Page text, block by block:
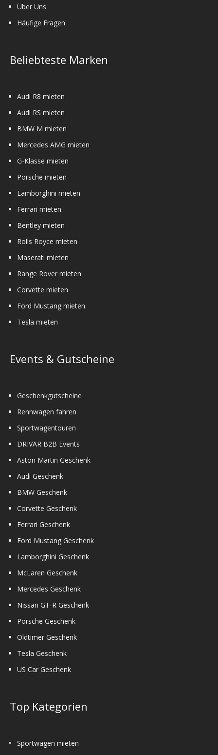
Über Uns
Häufige Fragen
Beliebteste Marken
Audi R8 mieten
Audi RS mieten
BMW M mieten
Mercedes AMG mieten
G-Klasse mieten
Porsche mieten
Lamborghini mieten
Ferrari mieten
Bentley mieten
Rolls Royce mieten
Maserati mieten
Range Rover mieten
Corvette mieten
Ford Mustang mieten
Tesla mieten
Events & Gutscheine
Geschenkgutscheine
Rennwagen fahren
Sportwagentouren
DRIVAR B2B Events
Aston Martin Geschenk
Audi Geschenk
BMW Geschenk
Corvette Geschenk
Ferrari Geschenk
Ford Mustang Geschenk
Lamborghini Geschenk
McLaren Geschenk
Mercedes Geschenk
Nissan GT-R Geschenk
Porsche Geschenk
Oldtimer Geschenk
Tesla Geschenk
US Car Geschenk
Top Kategorien
Sportwagen mieten